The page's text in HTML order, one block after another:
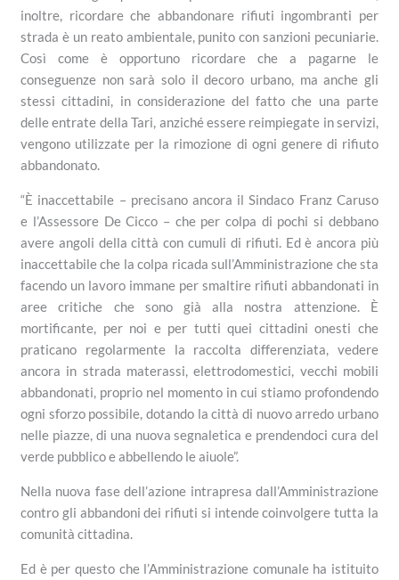
inoltre, ricordare che abbandonare rifiuti ingombranti per
strada è un reato ambientale, punito con sanzioni pecuniarie.
Così come è opportuno ricordare che a pagarne le
conseguenze non sarà solo il decoro urbano, ma anche gli
stessi cittadini, in considerazione del fatto che una parte
delle entrate della Tari, anziché essere reimpiegate in servizi,
vengono utilizzate per la rimozione di ogni genere di rifiuto
abbandonato.
“È inaccettabile – precisano ancora il Sindaco Franz Caruso
e l’Assessore De Cicco – che per colpa di pochi si debbano
avere angoli della città con cumuli di rifiuti. Ed è ancora più
inaccettabile che la colpa ricada sull’Amministrazione che sta
facendo un lavoro immane per smaltire rifiuti abbandonati in
aree critiche che sono già alla nostra attenzione. È
mortificante, per noi e per tutti quei cittadini onesti che
praticano regolarmente la raccolta differenziata, vedere
ancora in strada materassi, elettrodomestici, vecchi mobili
abbandonati, proprio nel momento in cui stiamo profondendo
ogni sforzo possibile, dotando la città di nuovo arredo urbano
nelle piazze, di una nuova segnaletica e prendendoci cura del
verde pubblico e abbellendo le aiuole”.
Nella nuova fase dell’azione intrapresa dall’Amministrazione
contro gli abbandoni dei rifiuti si intende coinvolgere tutta la
comunità cittadina.
Ed è per questo che l’Amministrazione comunale ha istituito